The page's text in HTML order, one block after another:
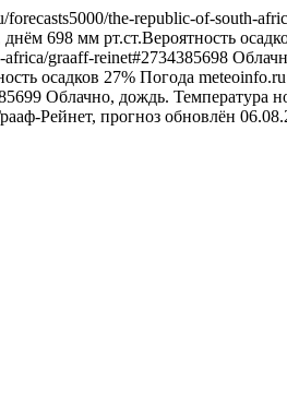
forecasts5000/the-republic-of-south-
698 мм рт.ст.Вероятность
graaff-reinet#2734385698
осадков 27% Погода
Облачно, дождь. Температура
Рейнет, прогноз обновлён